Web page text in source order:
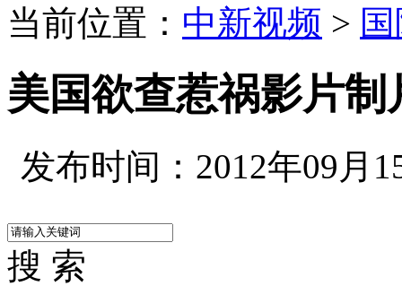
当前位置： 中新视频 >
美国欲查惹祸影片
发布时间：2012年09月
搜 索